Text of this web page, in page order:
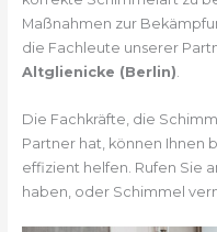
Maßnahmen zur
die Fachleute unserer
Altglienicke (Berlin).
Die Fachkräfte, die
Partner hat, können Ihnen
effizient helfen. Rufen Sie
haben, oder Schimmel